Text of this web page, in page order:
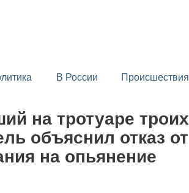
В России Происшествия
на тротуаре троих
объяснил отказ от
на опьянение